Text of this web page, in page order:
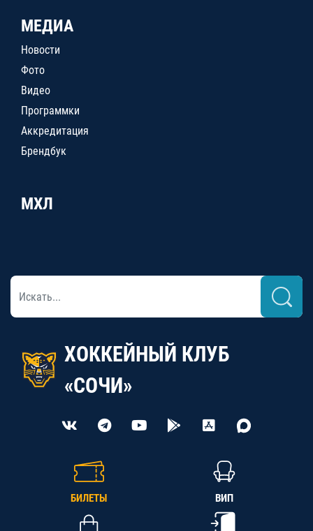
МЕДИА
Новости
Фото
Видео
Программки
Аккредитация
Брендбук
МХЛ
ХОККЕЙНЫЙ КЛУБ
«СОЧИ»
БИЛЕТЫ ВИП